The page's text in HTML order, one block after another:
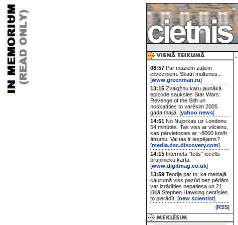
08:57 Par maziem zaļiem
cilvēciņiem. Skatīt multenes...
[www.greenman.ru]
13:15 Zvaigžņu karu jaunākā
epizode sauksies Star Wars:
Revenge of the Sith un
noskatīties to varēsim 2005.
gada maijā. [yahoo news]
14:51 No Ņujorkas uz Londonu
54 minūtēs. Tas viss ar vilcienu,
kas pārvietosies ar ~8000 km/h
ātrumu. Vai tas ir iespējams?
[media.dsc.discovery.com]
14:15 Interneta "tētis" iecelts
bruņinieku kārtā.
[www.digitmag.co.uk]
13:59 Teorija par to, ka melnajā
caurumā viss pazūd bez pēdām
var izrādīties nepatiesa un 21.
jūlijā Stephen Hawking centīsies
to pierādīt. [new scientist]
[RSS]